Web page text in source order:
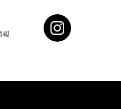
報